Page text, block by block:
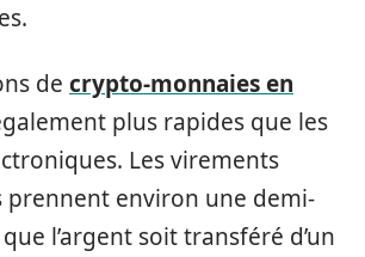
de crypto-monnaies en
plus rapides que les
Les virements
prennent environ une demi-
l’argent soit transféré d’un